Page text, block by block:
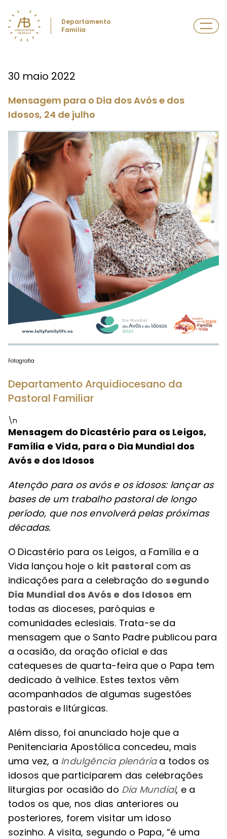
Departamento
Família
30 maio 2022
Mensagem para o Dia dos Avós e dos
Idosos, 24 de julho
Fotografia
Departamento Arquidiocesano da
Pastoral Familiar
\n
Mensagem do Dicastério para os Leigos,
Família e Vida, para o Dia Mundial dos
Avós e dos Idosos
Atenção para os avós e os idosos: lançar as
bases de um trabalho pastoral de longo
período, que nos envolverá pelas próximas
décadas.
O Dicastério para os Leigos, a Família e a
Vida lançou hoje o kit pastoral com as
indicações para a celebração dosegundo
Dia Mundial dos Avós e dos Idosos em
todas as dioceses, paróquias e
comunidades eclesiais. Trata-se da
mensagem que o Santo Padre publicou para
a ocasião, da oração oficial e das
catequeses de quarta-feira que o Papa tem
dedicado à velhice. Estes textos vêm
acompanhados de algumas sugestões
pastorais e litúrgicas.
Além disso, foi anunciado hoje que a
Penitenciaria Apostólica concedeu, mais
uma vez, a Indulgência plenáriaa todos os
idosos que participarem das celebrações
liturgias por ocasião do Dia Mundial, e a
todos os que, nos dias anteriores ou
posteriores, forem visitar um idoso
sozinho. A visita, segundo o Papa, “é uma